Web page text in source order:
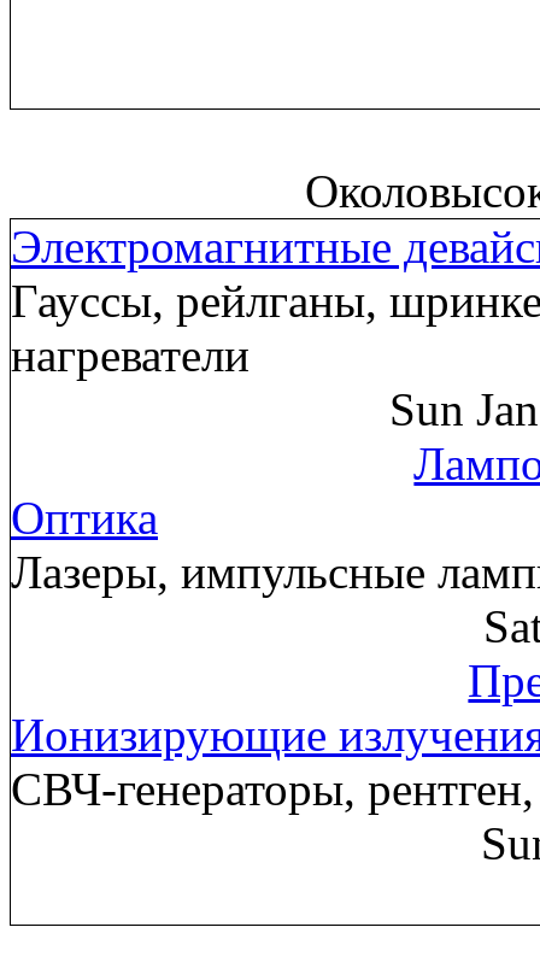
Электромагнитные
Гауссы, рейлганы,
нагреватели
Sun
Оптика
Лазеры, импульсные
Ионизирующие
СВЧ-генераторы,